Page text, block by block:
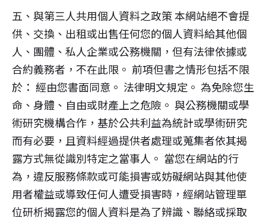
五、與第三人共用個人資料之政策 本網站絕不會提
供、交換、出租或出售任何您的個人資料給其他個
人、團體、私人企業或公務機關，但有法律依據或
合約義務者，不在此限。 前項但書之情形包括不限
於： 經由您書面同意。 法律明文規定。 為免除您生
命、身體、自由或財產上之危險。 與公務機關或學
術研究機構合作，基於公共利益為統計或學術研究
而有必要，且資料經過提供者處理或蒐集者依其揭
露方式無從識別特定之當事人。 當您在網站的行
為，違反服務條款或可能損害或妨礙網站與其他使
用者權益或導致任何人遭受損害時，經網站管理單
位研析揭露您的個人資料是為了辨識、聯絡或採取